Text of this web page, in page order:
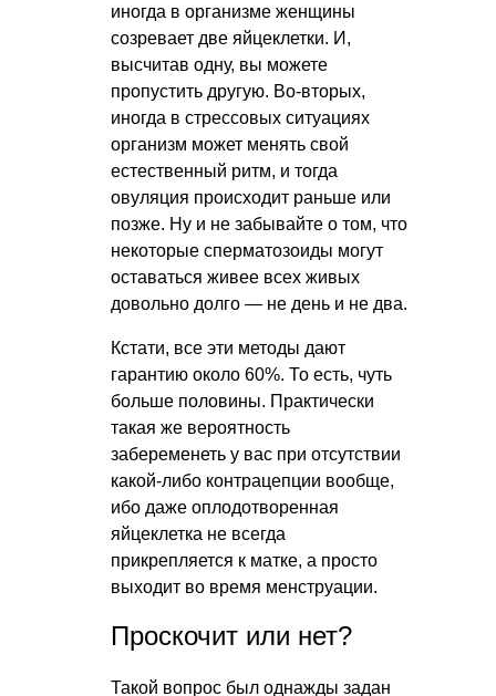
иногда в организме женщины
созревает две яйцеклетки. И,
высчитав одну, вы можете
пропустить другую. Во-вторых,
иногда в стрессовых ситуациях
организм может менять свой
естественный ритм, и тогда
овуляция происходит раньше или
позже. Ну и не забывайте о том, что
некоторые сперматозоиды могут
оставаться живее всех живых
довольно долго — не день и не два.
Кстати, все эти методы дают
гарантию около 60%. То есть, чуть
больше половины. Практически
такая же вероятность
забеременеть у вас при отсутствии
какой-либо контрацепции вообще,
ибо даже оплодотворенная
яйцеклетка не всегда
прикрепляется к матке, а просто
выходит во время менструации.
Проскочит или нет?
Такой вопрос был однажды задан